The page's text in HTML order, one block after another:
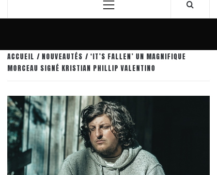
Menu
ACCUEIL NOUVEAUTÉS
‘IT’S FALLEN’ UN MAGNIFIQUE
MORCEAU SIGNÉ KRISTIAN PHILLIP VALENTINO